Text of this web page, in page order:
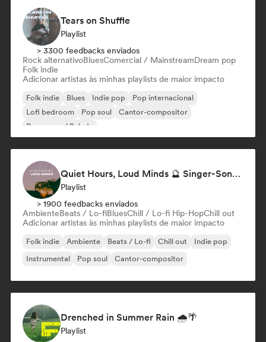
Tears on Shuffle
Playlist
> 3300 feedbacks enviados
Rock alternativoBluesComercial / MainstreamDream pop
Folk indie
Adicionar artistas às minhas playlists de maior impacto
Folk indie Blues Indie pop
Pop internacional
Lofi bedroom
Pop soul
Cantor-compositor
Pop suave / Balada
Quiet Hours, Loud Minds 🔮 Singer-Songwriter, Bedroom Pop & Dream Pop
Playlist
> 1900 feedbacks enviados
AmbienteBeats / Lo-fiBluesChill / Lo-fi Hip-HopChill out
Adicionar artistas às minhas playlists de maior impacto
Folk indie Ambiente Beats / Lo-fi Chill out
Indie pop
Instrumental
Pop soul Cantor-compositor
Drenched in Summer Rain 🌧️🌴
Playlist